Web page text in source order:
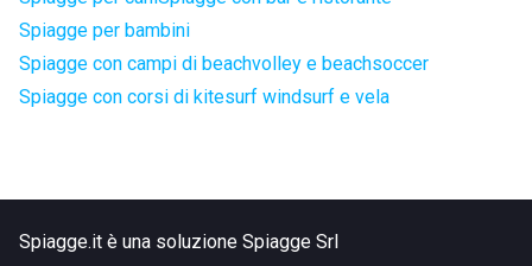
Spiagge per bambini
Spiagge con campi di beachvolley e beachsoccer
Spiagge con corsi di kitesurf windsurf e vela
Spiagge.it è una soluzione Spiagge Srl